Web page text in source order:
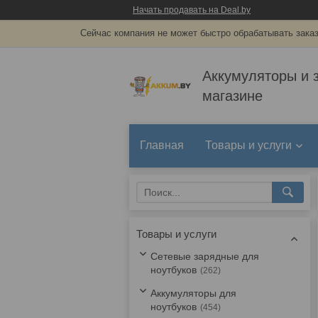
Начать продавать на Deal.by
Сейчас компания не может быстро обрабатывать
Аккумуляторы и
магазине
Главная Товары и услуги
Товары и услуги
Сетевые зарядные для
ноутбуков
262
Аккумуляторы для
ноутбуков
454